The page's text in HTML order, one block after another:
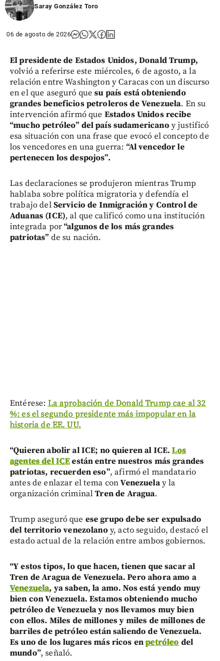
Saray González Toro
06 de agosto de 2026
El presidente de Estados Unidos, Donald Trump,
volvió a referirse este miércoles, 6 de agosto, a la
relación entre Washington y Caracas con un discurso
en el que aseguró quesu país está obteniendo
grandes beneficios petroleros de Venezuela. En su
intervención afirmó que Estados Unidos recibe
“mucho petróleo” del país sudamericano y justificó
esa situación con una frase que evocó el concepto de
los vencedores en una guerra: “Al vencedor le
pertenecen los despojos”.
Las declaraciones se produjeron mientras Trump
hablaba sobre política migratoria y defendía el
trabajo delServicio de Inmigración y Control de
Aduanas (ICE), al que calificó como una institución
integrada por“algunos de los más grandes
patriotas” de su nación.
Entérese: La aprobación de Donald Trump cae al 32
%: es el segundo presidente más impopular en la
historia de EE. UU.
“Quieren abolir al ICE; no quieren al ICE.Los
agentes del ICEestán entre nuestros más grandes
patriotas, recuerden eso”, afirmó el mandatario
antes de enlazar el tema conVenezuelay la
organización criminalTren de Aragua.
Trump aseguró que ese grupo debe ser expulsado
del territorio venezolano y, acto seguido, destacó el
estado actual de la relación entre ambos gobiernos.
“Y estos tipos, lo que hacen, tienen que sacar al
Tren de Aragua de Venezuela. Pero ahora amo a
Venezuela, ya saben, la amo. Nos está yendo muy
bien con Venezuela. Estamos obteniendo mucho
petróleo de Venezuela y nos llevamos muy bien
con ellos. Miles de millones y miles de millones de
barriles de petróleo están saliendo de Venezuela.
Es uno de los lugares más ricos enpetróleo del
mundo”, señaló.